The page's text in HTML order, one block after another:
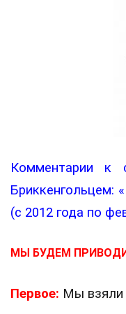
Комментарии к
(с 2012 года по
МЫ БУДЕМ
Первое: Мы взяли